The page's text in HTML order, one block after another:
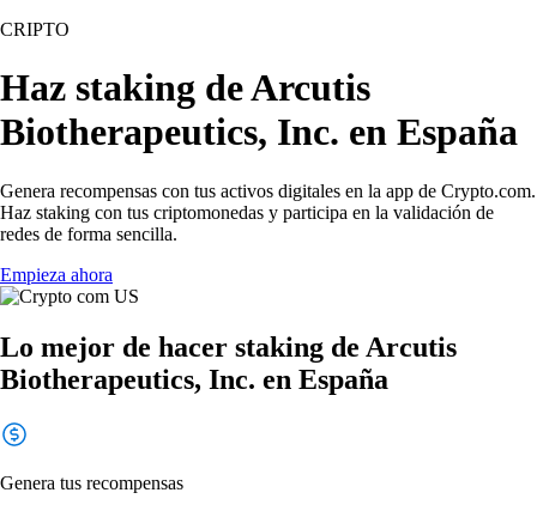
CRIPTO
Haz staking de Arcutis
Biotherapeutics, Inc. en España
Genera recompensas con tus activos digitales en la app de Crypto.com.
Haz staking con tus criptomonedas y participa en la validación de
redes de forma sencilla.
Empieza ahora
Lo mejor de hacer staking de Arcutis
Biotherapeutics, Inc. en España
Genera tus recompensas